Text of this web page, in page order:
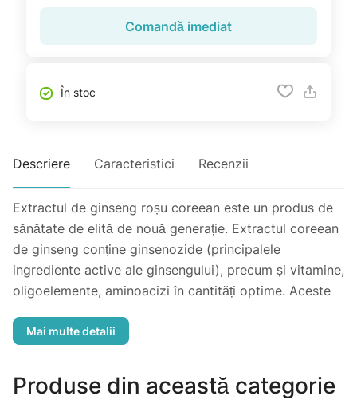
Comandă imediat
În stoc
Descriere Caracteristici Recenzii
Extractul de ginseng roșu coreean este un produs de
sănătate de elită de nouă generație. Extractul coreean
de ginseng conține ginsenozide (principalele
ingrediente active ale ginsengului), precum și vitamine,
oligoelemente, aminoacizi în cantități optime. Aceste
un efect de întinerire, normalizează munca aproape la
și activ pe parcursul zilei.
Indicații de utilizare:
Produse din această categorie